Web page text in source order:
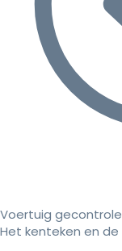
Voertuig
Het kenteken en